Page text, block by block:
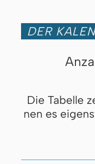
DER
Die Ta­bel­le
nen es